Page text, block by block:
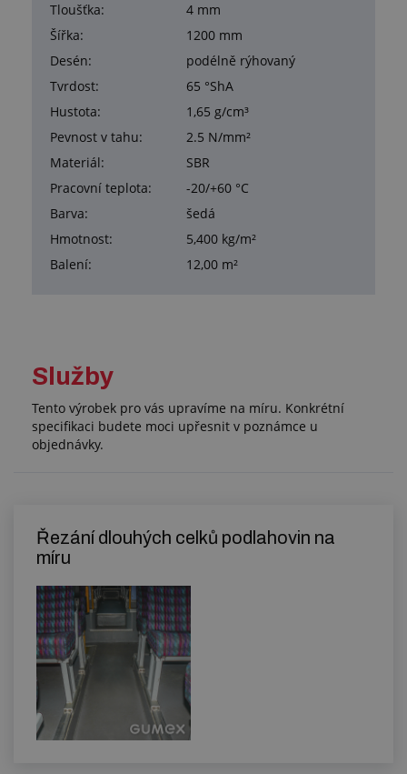
Tloušťka:
4 mm
Šířka:
1200 mm
Desén:
podélně rýhovaný
Tvrdost:
65 °ShA
Hustota:
1,65 g/cm³
Pevnost v tahu:
2.5 N/mm²
Materiál:
SBR
Pracovní teplota:
-20/+60 °C
Barva:
šedá
Hmotnost:
5,400 kg/m²
Balení:
12,00 m²
Služby
Tento výrobek pro vás upravíme na míru. Konkrétní
specifikaci budete moci upřesnit v poznámce u
objednávky.
Řezání dlouhých celků podlahovin na
míru